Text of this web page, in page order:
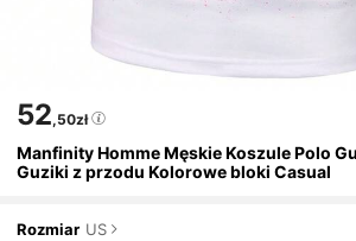
52,50zł
Manfinity Homme Męskie Koszule Polo
Guziki z przodu Kolorowe bloki Casual
Rozmiar US